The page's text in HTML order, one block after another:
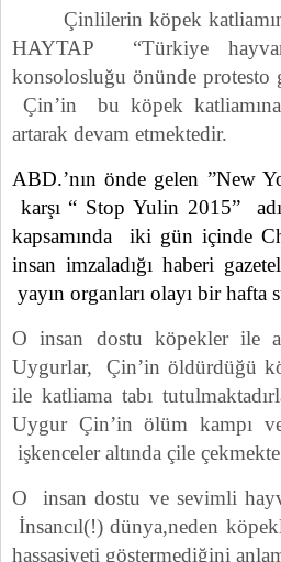
Çinlilerin köpek katliamına
HAYTAP “Türkiye
konsolosluğu önünde protesto
Çin’in bu köpek
artarak devam etmektedir.
ABD.’nın önde gelen ”New
karşı “ Stop Yulin 2015”
kapsamında iki gün içinde
insan imzaladığı haberi
yayın organları olayı bir
O insan dostu köpekler ile
Uygurlar, Çin’in öldürdüğü
ile katliama tabı
Uygur Çin’in ölüm kampı
işkenceler altında çile
O insan dostu ve sevimli
İnsancıl(!) dünya,neden
hassasiyeti göstermediğini